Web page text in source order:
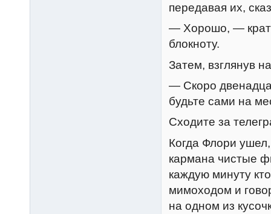
передавая их,
— Хорошо, —
блокноту.
Затем, взглянув
— Скоро
будьте сами на
Сходите за
Когда Флори
кармана чистые
каждую минуту
мимоходом и
на одном из